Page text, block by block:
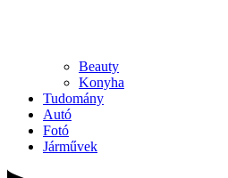
Beauty
Konyha
Tudomány
Autó
Fotó
Járművek